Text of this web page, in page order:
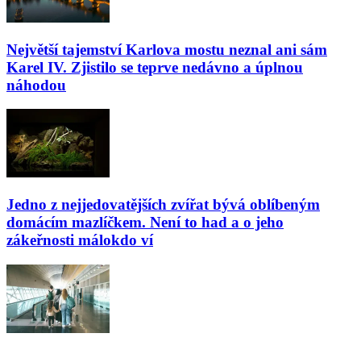
Největší tajemství Karlova mostu neznal ani sám
Karel IV. Zjistilo se teprve nedávno a úplnou
náhodou
Jedno z nejjedovatějších zvířat bývá oblíbeným
domácím mazlíčkem. Není to had a o jeho
zákeřnosti málokdo ví